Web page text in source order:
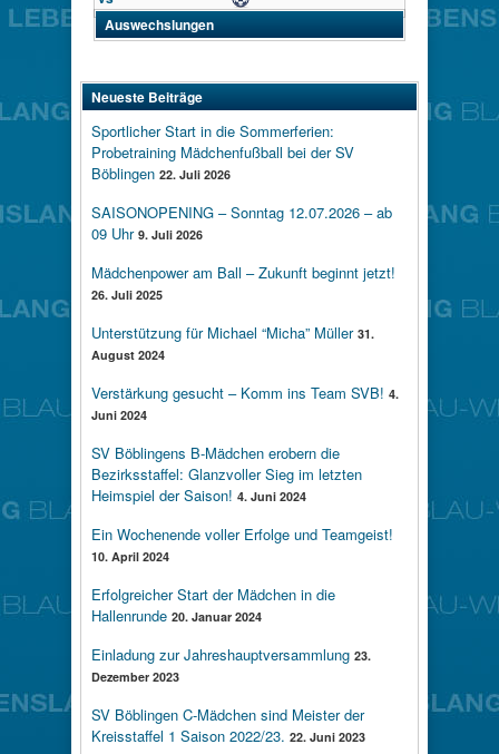
Auswechslungen
Neueste Beiträge
Sportlicher Start in die Sommerferien:
Probetraining Mädchenfußball bei der SV
Böblingen 22. Juli 2026
SAISONOPENING – Sonntag 12.07.2026 – ab
09 Uhr 9. Juli 2026
Mädchenpower am Ball – Zukunft beginnt jetzt!
26. Juli 2025
Unterstützung für Michael “Micha” Müller 31.
August 2024
Verstärkung gesucht – Komm ins Team SVB! 4.
Juni 2024
SV Böblingens B-Mädchen erobern die
Bezirksstaffel: Glanzvoller Sieg im letzten
Heimspiel der Saison! 4. Juni 2024
Ein Wochenende voller Erfolge und Teamgeist!
10. April 2024
Erfolgreicher Start der Mädchen in die
Hallenrunde 20. Januar 2024
Einladung zur Jahreshauptversammlung 23.
Dezember 2023
SV Böblingen C-Mädchen sind Meister der
Kreisstaffel 1 Saison 2022/23. 22. Juni 2023